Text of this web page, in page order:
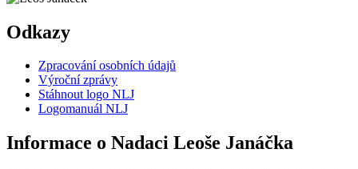
Odkazy
Zpracování osobních údajů
Výroční zprávy
Stáhnout logo NLJ
Logomanuál NLJ
Informace o Nadaci Leoše Janáčka